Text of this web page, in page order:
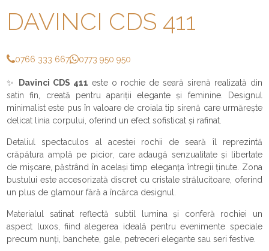
DAVINCI CDS 411
0766 333 667 0773 950 950
✨ Davinci CDS 411 este o rochie de seară sirenă realizată din
satin fin, creată pentru apariții elegante și feminine. Designul
minimalist este pus în valoare de croiala tip sirenă care urmărește
delicat linia corpului, oferind un efect sofisticat și rafinat.
Detaliul spectaculos al acestei rochii de seară îl reprezintă
crăpătura amplă pe picior, care adaugă senzualitate și libertate
de mișcare, păstrând în același timp eleganța întregii ținute. Zona
bustului este accesorizată discret cu cristale strălucitoare, oferind
un plus de glamour fără a încărca designul.
Materialul satinat reflectă subtil lumina și conferă rochiei un
aspect luxos, fiind alegerea ideală pentru evenimente speciale
precum nunți, banchete, gale, petreceri elegante sau seri festive.